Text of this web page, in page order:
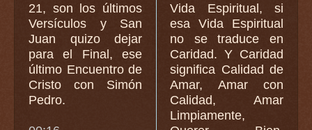
21, son los últimos
Versículos y San
Juan quizo dejar
para el Final, ese
último Encuentro de
Cristo con Simón
Pedro.
Vida Espiritual, si
esa Vida Espiritual
no se traduce en
Caridad. Y Caridad
significa Calidad de
Amar, Amar con
Calidad, Amar
Limpiamente,